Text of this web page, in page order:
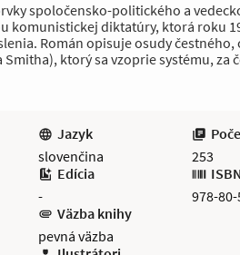
spoločensko-politického a
komunistickej diktatúry, ktorá roku
Román opisuje osudy
ktorý sa vzoprie systému, za
Jazyk
slovenčina
253
Edícia
-
978-
Väzba knihy
pevná väzba